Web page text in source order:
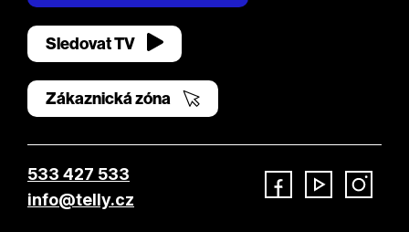
Sledovat TV
Zákaznická zóna
533 427 533
info@telly.cz